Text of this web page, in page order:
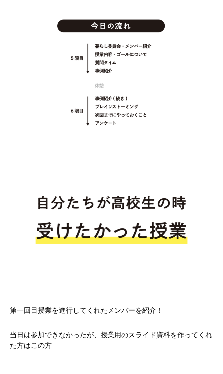
第一回目授業を進行してくれたメンバーを紹介！
当日は参加できなかったが、授業用のスライド資料を作ってくれ
た方はこの方